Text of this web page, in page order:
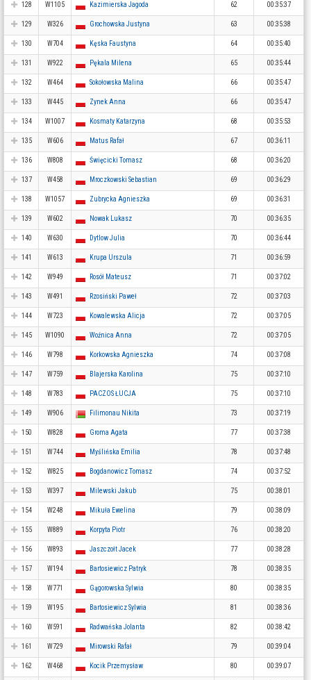
128 W1105 Kazimierska Jagoda 62 00:35:37
129 W326 Grochowska Justyna 63 00:35:38
130 W704 Kęska Faustyna 64 00:35:40
131 W922 Pękala Milena 65 00:35:44
132 W464 Sokołowska Malina 66 00:35:47
133 W445 Zynek Anna 66 00:35:47
134 W1007 Kosmaty Katarzyna 68 00:35:53
135 W606 Matus Rafał 67 00:36:11
136 W808 Święcicki Tomasz 68 00:36:20
137 W458 Mroczkowski Sebastian 69 00:36:29
138 W1057 Zubrycka Agnieszka 69 00:36:31
139 W602 Nowak Lukasz 70 00:36:35
140 W630 Dytlow Julia 70 00:36:44
141 W613 Krupa Urszula 71 00:36:59
142 W949 Rosół Mateusz 71 00:37:02
143 W491 Rzosiński Paweł 72 00:37:03
144 W723 Kowalewska Alicja 72 00:37:05
145 W1090 Woźnica Anna 72 00:37:05
146 W798 Korkowska Agnieszka 74 00:37:08
147 W759 Blajerska Karolina 75 00:37:10
148 W783 PACZOS ŁUCJA 75 00:37:10
149 W906 Filimonau Nikita 73 00:37:19
150 W828 Groma Agata 77 00:37:38
151 W744 Myślińska Emilia 78 00:37:48
152 W825 Bogdanowicz Tomasz 74 00:37:52
153 W397 Milewski Jakub 75 00:38:01
154 W248 Mikuła Ewelina 79 00:38:09
155 W889 Korpyta Piotr 76 00:38:20
156 W893 Jaszczołt Jacek 77 00:38:28
157 W194 Bartosiewicz Patryk 78 00:38:35
158 W771 Gągorowska Sylwia 80 00:38:35
159 W195 Bartosiewicz Sylwia 81 00:38:36
160 W591 Radwańska Jolanta 82 00:38:42
161 W729 Mirowski Rafał 79 00:39:04
162 W468 Kocik Przemysław 80 00:39:07